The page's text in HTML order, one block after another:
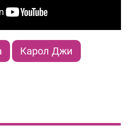
Карол Джи